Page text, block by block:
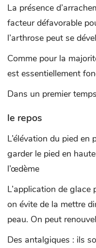
La présence
facteur défavorable
l’arthrose peut se
Comme pour la
est essentiellement
Dans un premier
le repos
L’élévation du pied
garder le pied en
l’œdème
L’application de
on évite de la mettre
peau. On peut
Des antalgiques : ils